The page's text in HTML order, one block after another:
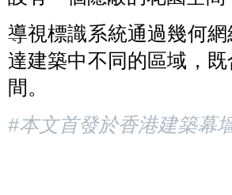
導視標識系統通過幾何
達建築中不同的區域，
間。
#本文首發於香港建築幕